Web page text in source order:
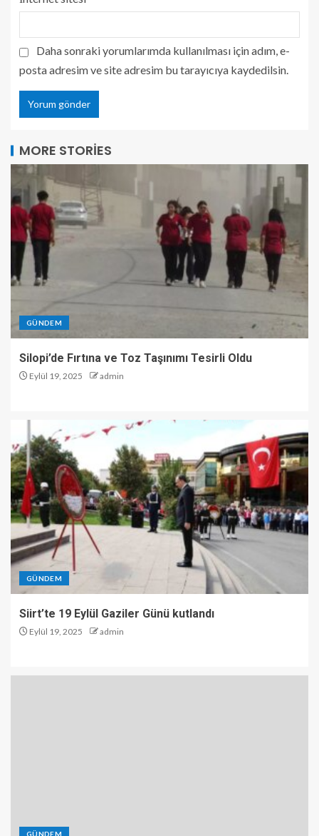
Daha sonraki yorumlarımda kullanılması için adım, e-
posta adresim ve site adresim bu tarayıcıya kaydedilsin.
MORE STORIES
GÜNDEM
Silopi’de Fırtına ve Toz Taşınımı Tesirli Oldu
Eylül 19, 2025 admin
GÜNDEM
Siirt’te 19 Eylül Gaziler Günü kutlandı
Eylül 19, 2025 admin
GÜNDEM